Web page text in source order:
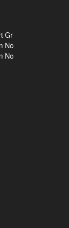
Gr
No
No